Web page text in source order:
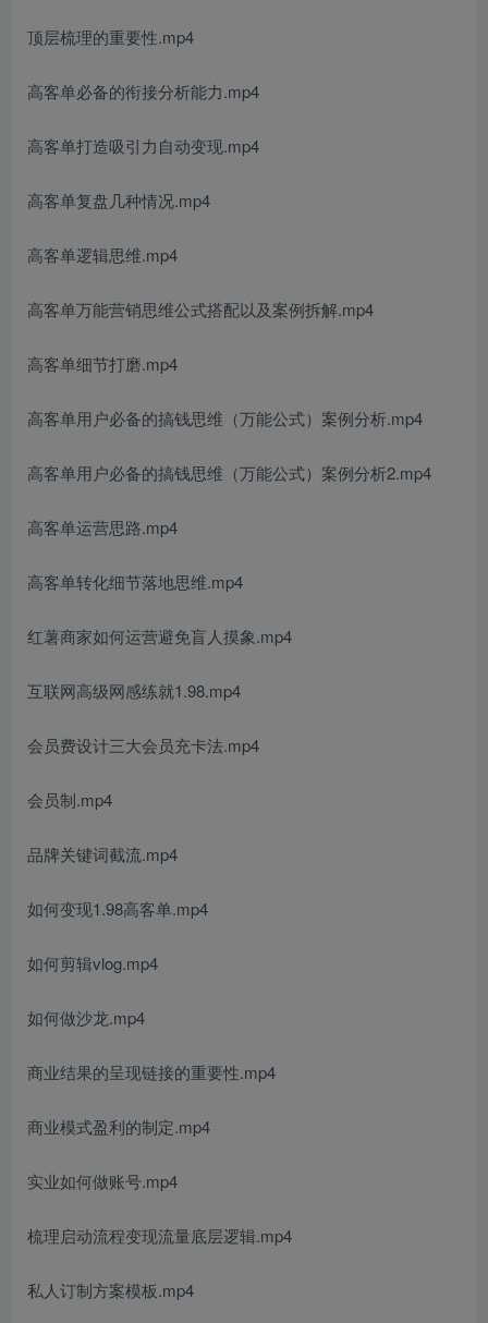
顶层梳理的重要性.mp4
高客单必备的衔接分析能力.mp4
高客单打造吸引力自动变现.mp4
高客单复盘几种情况.mp4
高客单逻辑思维.mp4
高客单万能营销思维公式搭配以及案例拆解.mp4
高客单细节打磨.mp4
高客单用户必备的搞钱思维（万能公式）案例分析.mp4
高客单用户必备的搞钱思维（万能公式）案例分析2.mp4
高客单运营思路.mp4
高客单转化细节落地思维.mp4
红薯商家如何运营避免盲人摸象.mp4
互联网高级网感练就1.98.mp4
会员费设计三大会员充卡法.mp4
会员制.mp4
品牌关键词截流.mp4
如何变现1.98高客单.mp4
如何剪辑vlog.mp4
如何做沙龙.mp4
商业结果的呈现链接的重要性.mp4
商业模式盈利的制定.mp4
实业如何做账号.mp4
梳理启动流程变现流量底层逻辑.mp4
私人订制方案模板.mp4